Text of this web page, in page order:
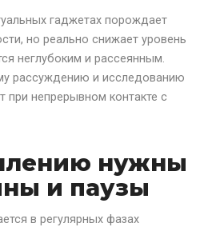
гаджетах порождает
но реально снижает уровень
неглубоким и рассеянным.
рассуждению и исследованию
непрерывном контакте с
нужны
и паузы
в регулярных фазах